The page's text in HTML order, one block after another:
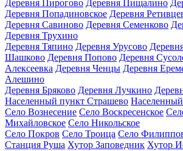
Деревня Пирогово Деревня Пищалино
Деревня Попадиновское Деревня
Деревня Савиново Деревня Семенково
Деревня Трухино
Деревня Тяпино Деревня Урусово
Шашково Деревня Попово Деревня
Алексеевка Деревня Ченцы Деревня
Алешино
Деревня Бряково Деревня Лучкино
Населенный пункт Страшево
Село Вознесение Село Воскресенское
Михайловское Село Никольское
Село Покров Село Троица Село
Станция Руша Хутор Заповедник Хутор